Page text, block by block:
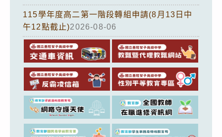
115學年度高二第一階段轉組申請(8月13日中
午12點截止)2026-08-06